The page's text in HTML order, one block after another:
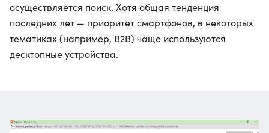
осуществляется поиск. Хотя общая тенденция
последних лет — приоритет смартфонов, в некоторых
тематиках (например, B2B) чаще используются
десктопные устройства.